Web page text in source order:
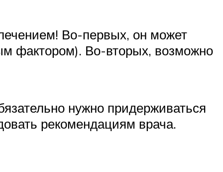
Во-первых, он может
фактором). Во-вторых, возможно
нужно придерживаться
рекомендациям врача.